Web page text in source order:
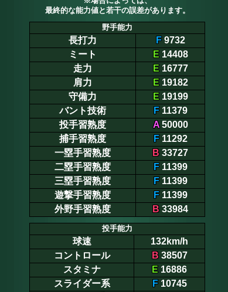
最終的な能力値と若干の誤差があります。
野手能力
長打力 F9732
ミート
E14408
走力
E16777
肩力
E19182
守備力
E19199
バント技術
F11379
投手習熟度
A50000
捕手習熟度
F11292
一塁手習熟度
B 33727
二塁手習熟度
F11399
三塁手習熟度
F11399
遊撃手習熟度
F11399
外野手習熟度
B 33984
投手能力
球速
132km/h
コントロール
B38507
スタミナ
E 16886
スライダー系
F10745